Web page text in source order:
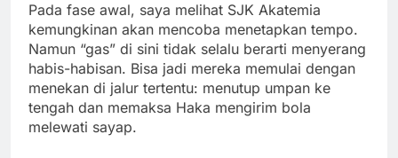
Pada fase awal, saya melihat SJK Akatemia
kemungkinan akan mencoba menetapkan tempo.
Namun “gas” di sini tidak selalu berarti menyerang
habis-habisan. Bisa jadi mereka memulai dengan
menekan di jalur tertentu: menutup umpan ke
tengah dan memaksa Haka mengirim bola
melewati sayap.